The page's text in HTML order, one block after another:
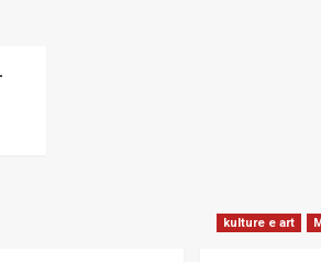
kulture e art